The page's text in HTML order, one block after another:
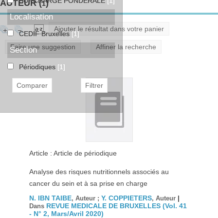
AUTEUR (1)
Ajouter le résultat dans votre panier
Faire une suggestion Affiner la recherche
Article : Article de périodique
Analyse des risques nutritionnels associés au
cancer du sein et à sa prise en charge
N. IBN TAIBE, Auteur ; Y. COPPIETERS, Auteur |
Dans REVUE MEDICALE DE BRUXELLES (Vol. 41
- N° 2, Mars/Avril 2020)
Localisation
CEDIF Bruxelles[1]
Section
Périodiques [1]